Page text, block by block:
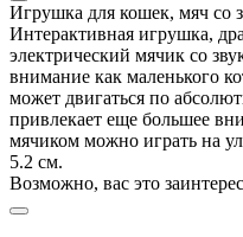
Игрушка для кошек, мяч со
Интерактивная игрушка,
электрический мячик со
внимание как маленького
может двигаться по
привлекает еще большее
мячиком можно играть на
5.2 см.
Возможно, вас это